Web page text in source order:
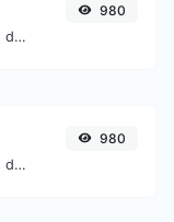
Converta facilmente arquivos de imagem GIF para PNG.
980
Converta facilmente arquivos de imagem ICO para PNG.
980